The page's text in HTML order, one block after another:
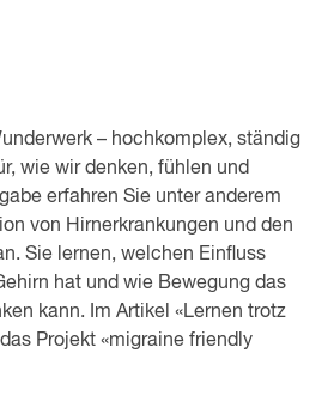
– hochkomplex, ständig
wie wir denken, fühlen und
erfahren Sie unter anderem
von Hirnerkrankungen und den
Sie lernen, welchen Einfluss
hat und wie Bewegung das
kann. Im Artikel «Lernen trotz
Projekt «migraine friendly